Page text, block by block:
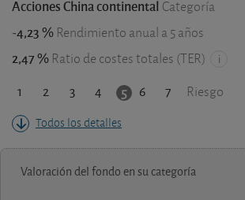
Acciones China continental Categoría
-4,23 % Rendimiento anual a 5 años
2,47 % Ratio de costes totales (TER)
1 2 3 4 5 6 7 Riesgo
Todos los detalles
Valoración del fondo en su categoría